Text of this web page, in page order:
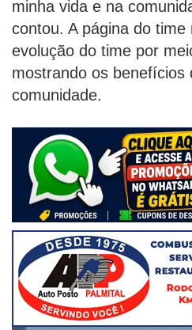
minha vida e na
contou. A página do
evolução do time por
mostrando os benefícios
comunidade.